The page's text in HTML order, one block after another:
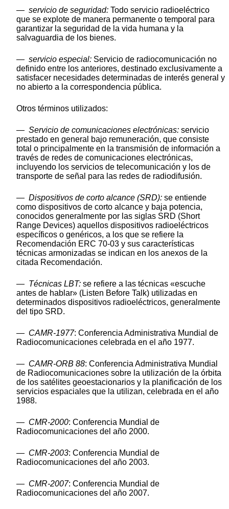
— servicio de seguridad: Todo servicio radioeléctrico
que se explote de manera permanente o temporal para
garantizar la seguridad de la vida humana y la
salvaguardia de los bienes.
— servicio especial: Servicio de radiocomunicación no
definido entre los anteriores, destinado exclusivamente a
satisfacer necesidades determinadas de interés general y
no abierto a la correspondencia pública.
Otros términos utilizados:
— Servicio de comunicaciones electrónicas: servicio
prestado en general bajo remuneración, que consiste
total o principalmente en la transmisión de información a
través de redes de comunicaciones electrónicas,
incluyendo los servicios de telecomunicación y los de
transporte de señal para las redes de radiodifusión.
— Dispositivos de corto alcance (SRD): se entiende
como dispositivos de corto alcance y baja potencia,
conocidos generalmente por las siglas SRD (Short
Range Devices) aquellos dispositivos radioeléctricos
específicos o genéricos, a los que se refiere la
Recomendación ERC 70-03 y sus características
técnicas armonizadas se indican en los anexos de la
citada Recomendación.
— Técnicas LBT: se refiere a las técnicas «escuche
antes de hablar» (Listen Before Talk) utilizadas en
determinados dispositivos radioeléctricos, generalmente
del tipo SRD.
— CAMR-1977: Conferencia Administrativa Mundial de
Radiocomunicaciones celebrada en el año 1977.
— CAMR-ORB 88: Conferencia Administrativa Mundial
de Radiocomunicaciones sobre la utilización de la órbita
de los satélites geoestacionarios y la planificación de los
servicios espaciales que la utilizan, celebrada en el año
1988.
— CMR-2000: Conferencia Mundial de
Radiocomunicaciones del año 2000.
— CMR-2003: Conferencia Mundial de
Radiocomunicaciones del año 2003.
— CMR-2007: Conferencia Mundial de
Radiocomunicaciones del año 2007.